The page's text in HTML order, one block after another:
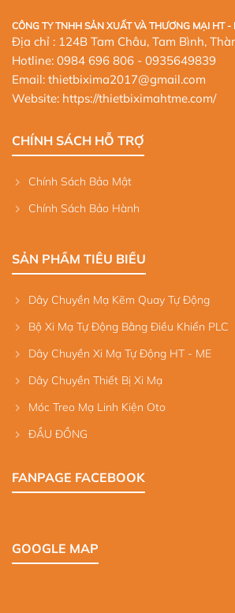
CÔNG TY TNHH SẢN XUẤT VÀ THƯƠNG MẠI HT -
Địa chỉ : 124B Tam Châu, Tam Bình,
Hotline: 0984 696 806 - 0935649839
Email: thietbixima2017@gmail.com
Website: https://thietbiximahtme.com/
CHÍNH SÁCH HỖ TRỢ
Chính Sách Bảo Mật
Chính Sách Bảo Hành
SẢN PHẨM TIÊU BIỂU
Dây Chuyền Mạ Kẽm Quay Tự Động
Bộ Xi Mạ Tự Động Bằng Điều Khiển PLC
Dây Chuyền Xi Mạ Tự Động HT - ME
Dây Chuyền Thiết Bị Xi Mạ
Móc Treo Mạ Linh Kiện Oto
ĐẦU ĐỒNG
FANPAGE FACEBOOK
GOOGLE MAP